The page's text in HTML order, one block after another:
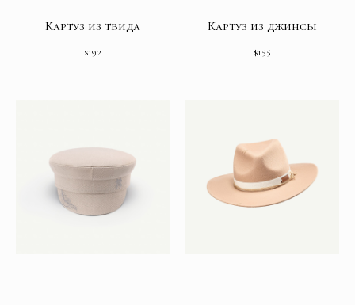
Картуз из твида
$192
Картуз из джинсы
$155